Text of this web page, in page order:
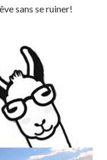
sans se ruiner!